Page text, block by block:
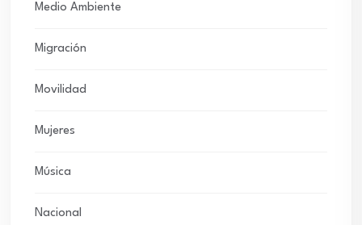
Medio Ambiente
Migración
Movilidad
Mujeres
Música
Nacional